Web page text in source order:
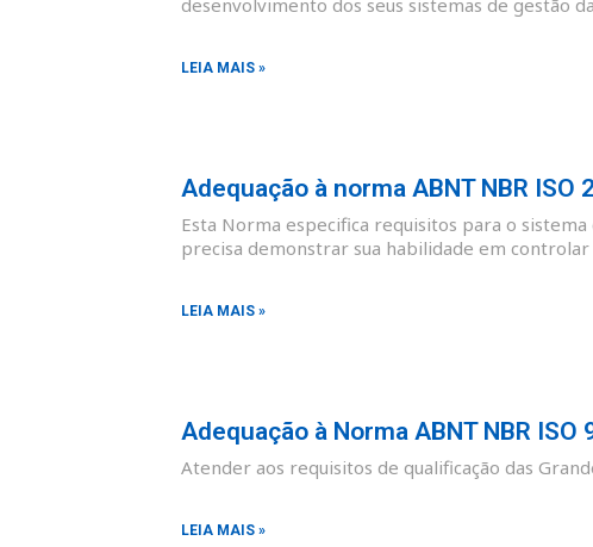
desenvolvimento dos seus sistemas de gestão
LEIA MAIS »
Adequação à norma ABNT NBR
Esta Norma especifica requisitos para o
precisa demonstrar sua habilidade em
LEIA MAIS »
Adequação à Norma ABNT NBR
Atender aos requisitos de qualificação das
LEIA MAIS »